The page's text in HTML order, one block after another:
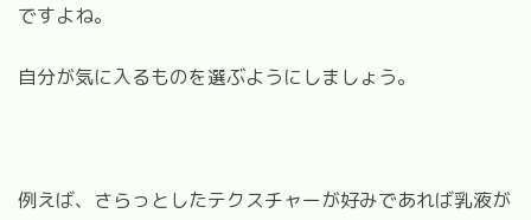
ですよね。
自分が気に入るものを選ぶようにしましょう。
例えば、さらっとしたテクスチャーが好みであれば乳液が